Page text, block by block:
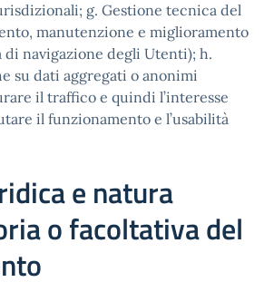
g. Gestione tecnica del
manutenzione e miglioramento
di navigazione degli Utenti); h.
su dati aggregati o anonimi
il traffico e quindi l’interesse
il funzionamento e l’usabilità
e natura
o facoltativa del